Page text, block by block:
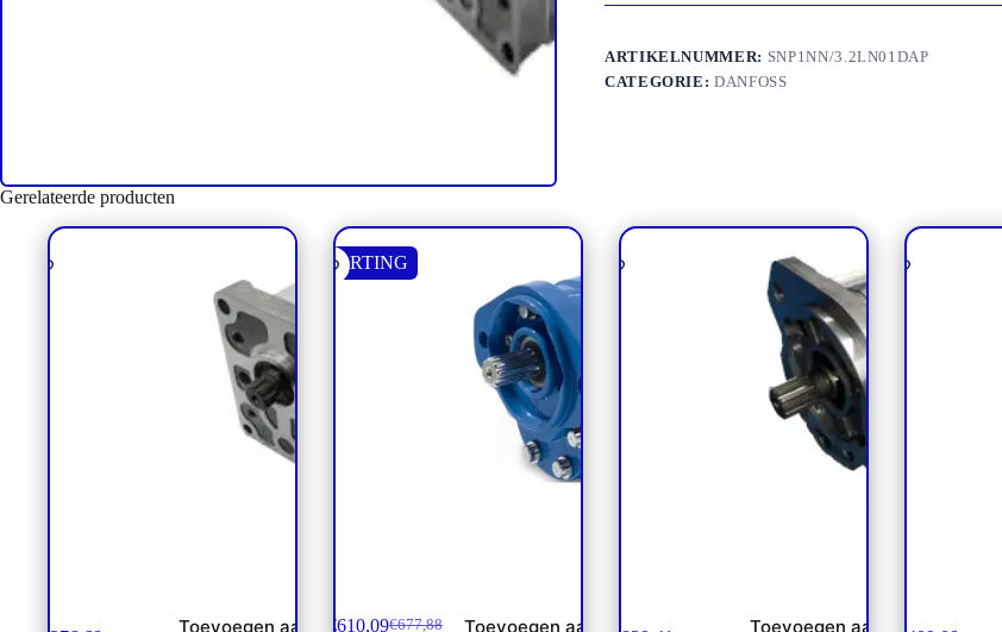
ARTIKELNUMMER: SNP1NN/3.2LN01DAP
CATEGORIE:DANFOSS
Gerelateerde producten
Toevoegen aan
KORTING
€677,88
€610,09 Toevoegen aan Toevoegen aan